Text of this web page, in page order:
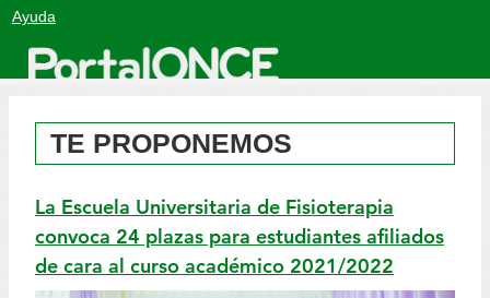
Ayuda
TE PROPONEMOS
La Escuela Universitaria de Fisioterapia
convoca 24 plazas para estudiantes afiliados
de cara al curso académico 2021/2022